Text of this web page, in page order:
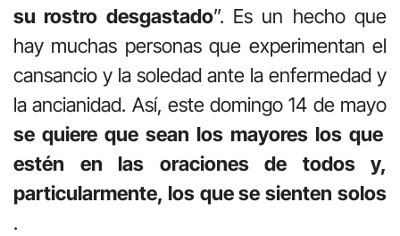
su rostro desgastado”. Es un hecho que
hay muchas personas que experimentan el
cansancio y la soledad ante la enfermedad y
la ancianidad. Así, este domingo 14 de mayo
se quiere que sean los mayores los que
estén en las oraciones de todos y,
particularmente, los que se sienten solos
.